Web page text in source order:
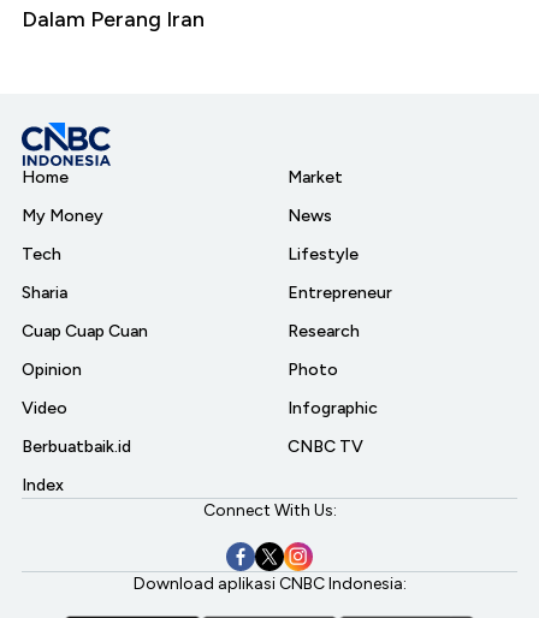
Dalam Perang Iran
Home
My Money
Tech
Sharia
Cuap Cuap Cuan
Opinion
Video
Berbuatbaik.id
Index
Market
News
Lifestyle
Entrepreneur
Research
Photo
Infographic
CNBC TV
Connect With Us:
Download aplikasi CNBC Indonesia: